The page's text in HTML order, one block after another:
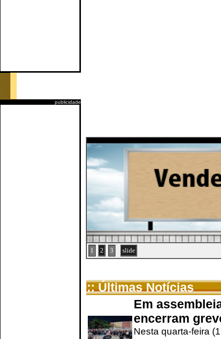
publicidade
1 2 3 slide
:: Últimas Notícias
Em
encerram
Nesta quarta-feira